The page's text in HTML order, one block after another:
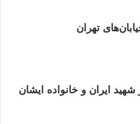
تهران
شهید ایران و خانواده ایشان